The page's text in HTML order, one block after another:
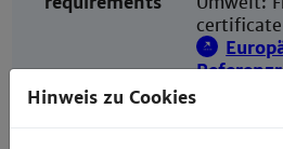
Hinweis zu Cookies